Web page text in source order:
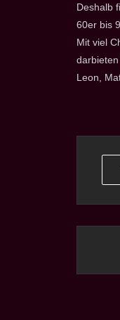
Deshalb
60er bis
Mit viel
Leon,